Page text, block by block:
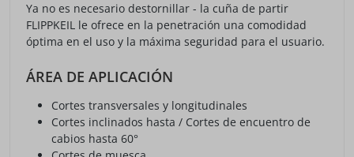
Ya no es necesario destornillar - la cuña de partir
FLIPPKEIL le ofrece en la penetración una comodidad
óptima en el uso y la máxima seguridad para el usuario.
ÁREA DE APLICACIÓN
Cortes transversales y longitudinales
Cortes inclinados hasta / Cortes de encuentro de
cabios hasta 60°